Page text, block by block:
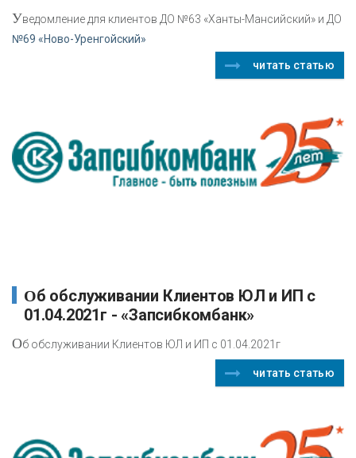
Уведомление для клиентов ДО №63 «Ханты-Мансийский» и ДО
№69 «Ново-Уренгойский»
читать статью
Об обслуживании Клиентов ЮЛ и ИП с
01.04.2021г - «Запсибкомбанк»
Об обслуживании Клиентов ЮЛ и ИП с 01.04.2021г
читать статью